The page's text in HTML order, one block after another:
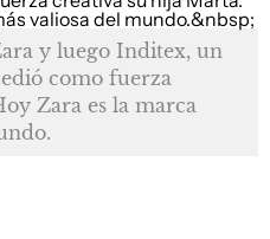
y luego Inditex, un
como fuerza
Zara es la marca